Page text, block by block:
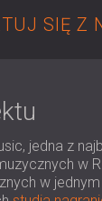
I
HOTELI
I
HAL I
(ZA)
SIĘ Z
jedna z
w
w